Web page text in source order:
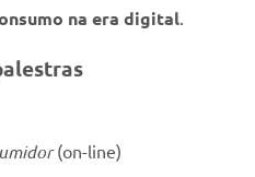
na era digital.
(on-line)